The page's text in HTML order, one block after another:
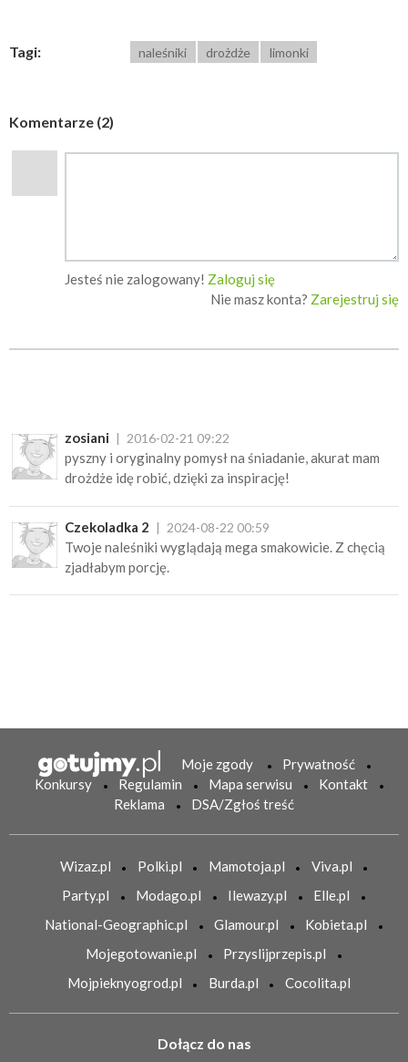
Tagi: naleśniki drożdże limonki
Komentarze (2)
Jesteś nie zalogowany! Zaloguj się
Nie masz konta? Zarejestruj się
zosiani 2016-02-21 09:22
pyszny i oryginalny pomysł na śniadanie, akurat mam
drożdże idę robić, dzięki za inspirację!
Czekoladka 2 2024-08-22 00:59
Twoje naleśniki wyglądają mega smakowicie. Z chęcią
zjadłabym porcję.
Moje zgody
Prywatność
Konkursy
Regulamin Mapa serwisu
Kontakt
Reklama
DSA/Zgłoś treść
Wizaz.pl Polki.pl Mamotoja.pl
Viva.pl
Party.pl
Modago.pl Ilewazy.pl
Elle.pl
National-Geographic.pl
Glamour.pl
Kobieta.pl
Mojegotowanie.pl
Przyslijprzepis.pl
Mojpieknyogrod.pl
Burda.pl Cocolita.pl
Dołącz do nas